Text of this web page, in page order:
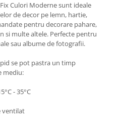
Culori Moderne sunt ideale
de decor pe lemn, hartie,
pentru decorare pahare,
si multe altele. Perfecte pentru
sau albume de fotografii.
se pot pastra un timp
mediu:
- 35°C
ventilat